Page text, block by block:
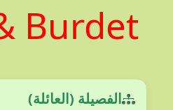
Burdet
الفصيلة (العائلة)